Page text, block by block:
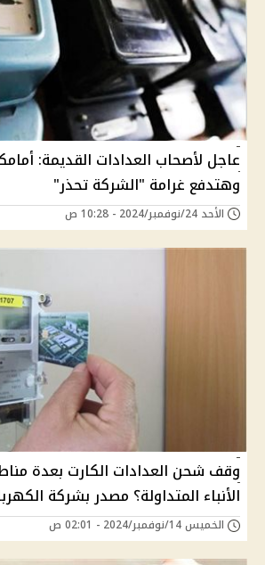
وهتدفع غرامة "الشركة تحذر"
الأحد 24/نوفمبر/2024 - 10:28 ص
وقف شحن العدادات الكارت بعدة
الأنباء المتداولة؟ مصدر بشركة
الخميس 14/نوفمبر/2024 - 02:01 ص